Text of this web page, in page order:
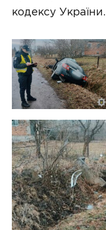
кодексу України.